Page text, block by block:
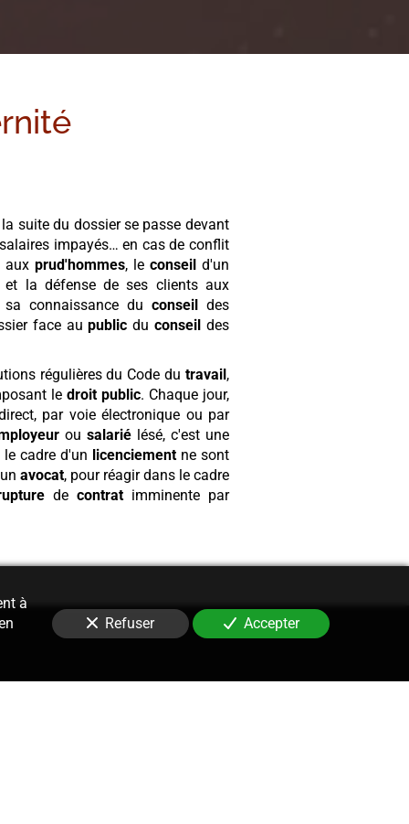
suite du dossier se passe devant
impayés… en cas de conflit
auxprud'hommes, leconseil d'un
la défense de ses clients aux
sa connaissance duconseil
des
face aupublic duconseil des
régulières du Code dutravail ,
ledroit public. Chaque jour,
par voie électronique ou par
ousalarié lésé, c'est une
cadre d'un licenciement ne sont
avocat, pour réagir dans le cadre
decontrat imminente par
à
Refuser Accepter